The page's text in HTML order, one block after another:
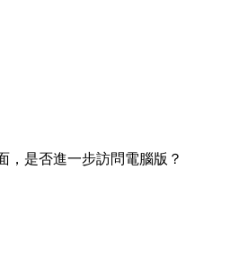
，是否進一步訪問電腦版？